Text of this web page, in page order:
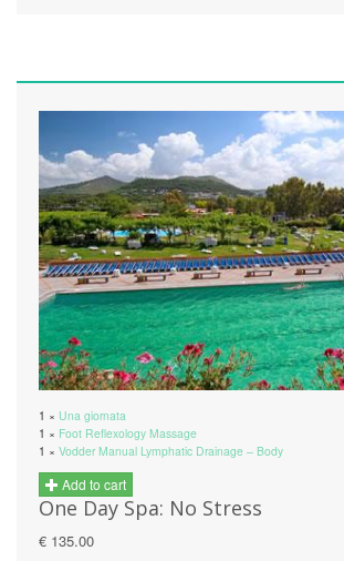
1 × Una giornata
1 × Foot Reflexology Massage
1 × Vodder Manual Lymphatic Drainage – Body
Add to cart
One Day Spa: No Stress
€ 135.00